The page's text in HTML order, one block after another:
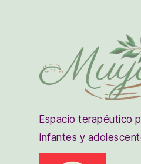
Espacio terapéutico
infantes y